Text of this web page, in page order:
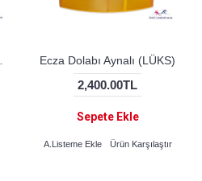
Ecza Dolabı Aynalı (LÜKS)
2,400.00TL
Sepete Ekle
A.Listeme Ekle Ürün Karşılaştır